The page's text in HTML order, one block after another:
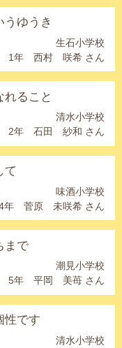
ゆうき
生石小学校
1年 西村 咲希 さん
ること
清水小学校
2年 石田 紗和 さん
て
味酒小学校
年 菅原 未咲希 さん
まで
潮見小学校
5年 平岡 美苺 さん
です
清水小学校